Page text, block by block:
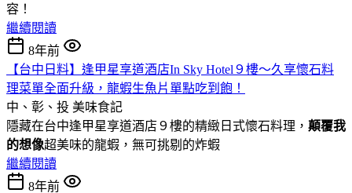
容！
繼續閱讀
8年前
【台中日料】逢甲星享道酒店In Sky Hotel９樓～久享懷石料
理菜單全面升級，龍蝦生魚片單點吃到飽！
中、彰、投 美味食記
隱藏在台中逢甲星享道酒店９樓的精緻日式懷石料理， 顛覆我
的想像超美味的龍蝦，無可挑剔的炸蝦
繼續閱讀
8年前